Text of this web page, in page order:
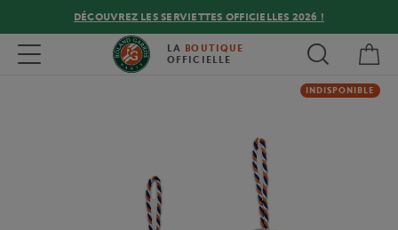
DÉCOUVREZ LES SERVIETTES OFFICIELLES 2026 !
Toggle navigation LA BOUTIQUE
OFFICIELLE
INDISPONIBLE